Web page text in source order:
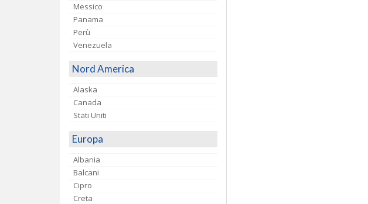
Messico
Panama
Perù
Venezuela
Nord America
Alaska
Canada
Stati Uniti
Europa
Albania
Balcani
Cipro
Creta